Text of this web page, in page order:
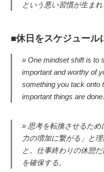
という悪い習慣が生まれ
休日をスケジュール
One mindset shift is to
important and worthy of
something you tack onto
important things are done.
思考を転換させるた
力の増加に繋がる」と
と。仕事終わりの休憩
を確保する。